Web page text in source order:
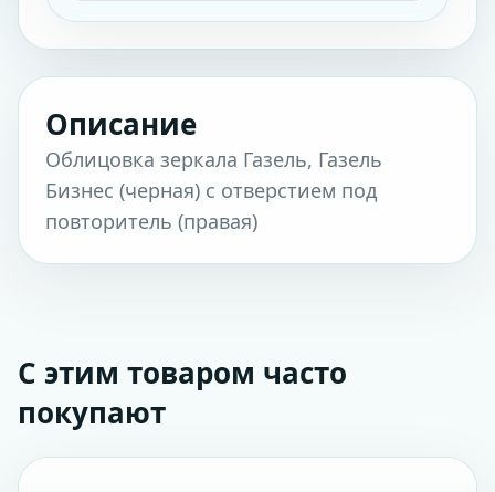
Описание
Облицовка зеркала Газель, Газель
Бизнес (черная) с отверстием под
повторитель (правая)
С этим товаром часто
покупают